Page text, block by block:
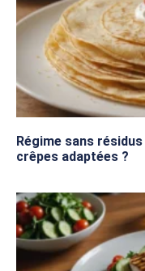
Régime sans
crêpes adaptées ?